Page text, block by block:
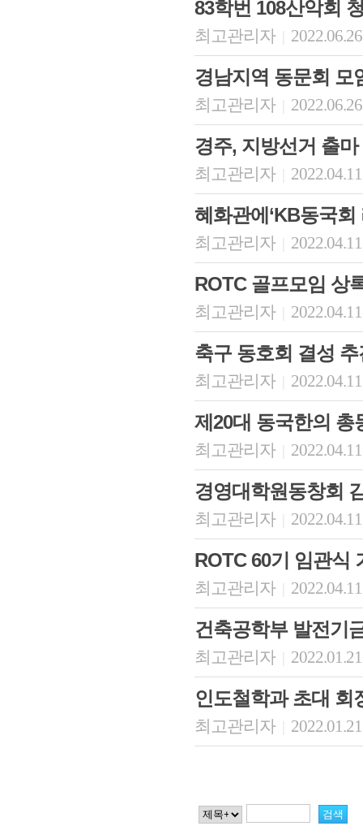
83학번 108산악회
최고관리자
경남지역 동문회 모
최고관리자
경주, 지방선거 출
최고관리자
혜화관에‘KB동국회
최고관리자
ROTC 골프모임 상
최고관리자
축구 동호회 결성 추
최고관리자
제20대 동국한의 총
최고관리자
경영대학원동창회
최고관리자
ROTC 60기 임관식
최고관리자
건축공학부 발전기
최고관리자
인도철학과 초대 회
최고관리자